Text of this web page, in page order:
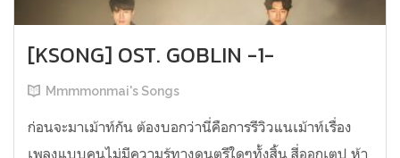
[KSONG] OST. GOBLIN -1-
Mmmmonmai's Songs
ก่อนจะมาเม้าท์กัน ต้องบอกว่านี่คือการรีวิวแนเม้าท์เรื่อง
เพลงแบบคนไม่มีความรู้ทางดนตรีใดๆทั้งสิ้น สี่ออกเตป ห้า